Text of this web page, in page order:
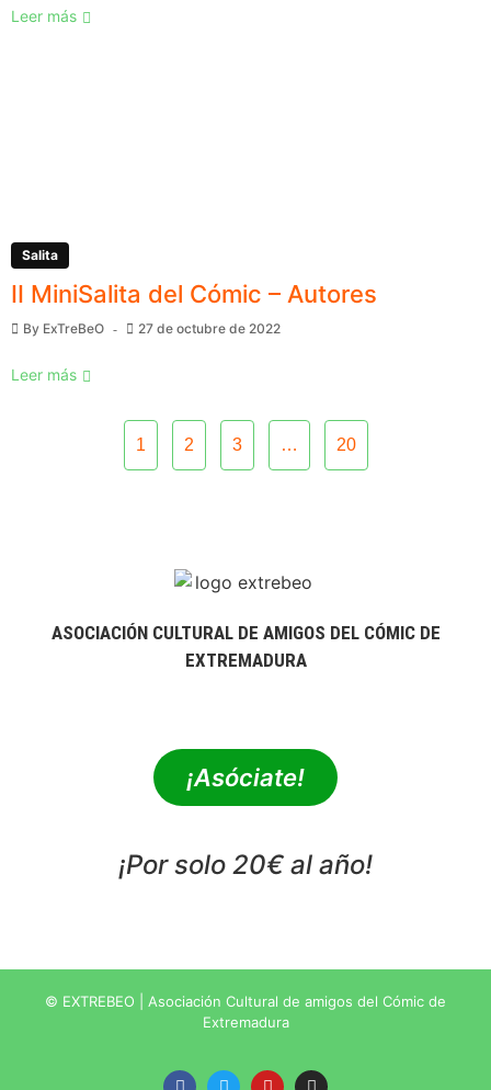
Leer más
Salita
II MiniSalita del Cómic – Autores
By ExTreBeO 27 de octubre de 2022
Leer más
1 2 3 … 20
ASOCIACIÓN CULTURAL DE AMIGOS DEL CÓMIC DE
EXTREMADURA
¡Asóciate!
¡Por solo 20€ al año!
© EXTREBEO | Asociación Cultural de amigos del Cómic de
Extremadura